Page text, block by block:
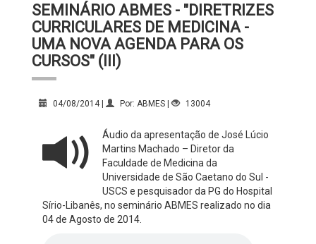
SEMINÁRIO ABMES - "DIRETRIZES
CURRICULARES DE MEDICINA -
UMA NOVA AGENDA PARA OS
CURSOS" (III)
04/08/2014 | Por: ABMES | 13004
Áudio da apresentação de José Lúcio
Martins Machado – Diretor da
Faculdade de Medicina da
Universidade de São Caetano do Sul -
USCS e pesquisador da PG do Hospital
Sírio-Libanês, no seminário ABMES realizado no dia
04 de Agosto de 2014.